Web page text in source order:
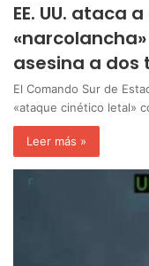
EE. UU. ataca
asesina a dos
El Comando Sur de
«ataque cinético letal»
Leer más »